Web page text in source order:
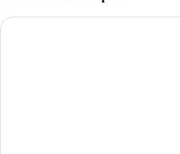
Byron Hotel London